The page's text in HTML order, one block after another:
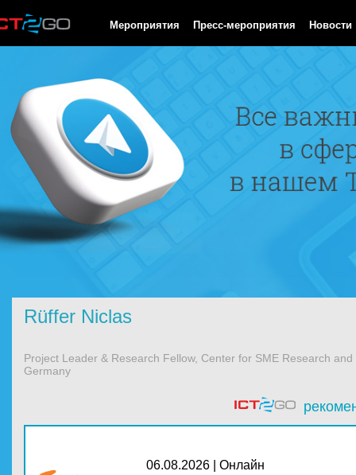
Мероприятия Пресс-мероприятия Новости
Rüffer Niclas
Project Leader & Research Fellow, Center for SME Research
Germany
06.08.2026 | Онлайн